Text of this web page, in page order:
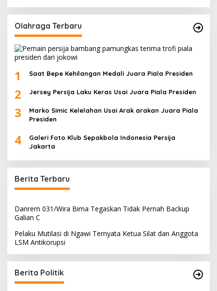
Olahraga Terbaru
1 Saat Bepe Kehilangan Medali Juara Piala Presiden
2 Jersey Persija Laku Keras Usai Juara Piala Presiden
3
Marko Simic Kelelahan Usai Arak arakan Juara Piala
Presiden
4
Galeri Foto Klub Sepakbola Indonesia Persija
Jakarta
Berita Terbaru
Danrem 031/Wira Bima Tegaskan Tidak Pernah Backup
Galian C
Pelaku Mutilasi di Ngawi Ternyata Ketua Silat dan Anggota
LSM Antikorupsi
Berita Politik